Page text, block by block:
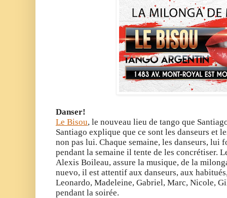
Danser!
Le Bisou, le nouveau lieu de tango que
Santiago explique que ce sont les danseurs et
non pas lui. Chaque semaine, les danseurs, lui
pendant la semaine il tente de les concrétiser.
Alexis Boileau, assure la musique, de la
nuevo, il est attentif aux danseurs, aux
Leonardo, Madeleine, Gabriel, Marc, Nicole,
pendant la soirée.